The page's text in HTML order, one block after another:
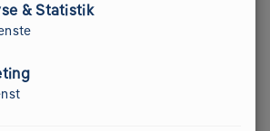
& Statistik